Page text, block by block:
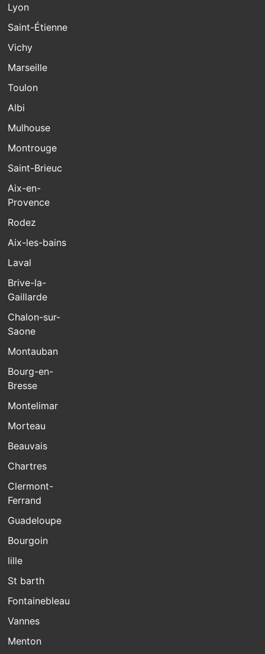
Lyon
Saint-Étienne
Vichy
Marseille
Toulon
Albi
Mulhouse
Montrouge
Saint-Brieuc
Aix-en-
Provence
Rodez
Aix-les-bains
Laval
Brive-la-
Gaillarde
Chalon-sur-
Saone
Montauban
Bourg-en-
Bresse
Montelimar
Morteau
Beauvais
Chartres
Clermont-
Ferrand
Guadeloupe
Bourgoin
lille
St barth
Fontainebleau
Vannes
Menton